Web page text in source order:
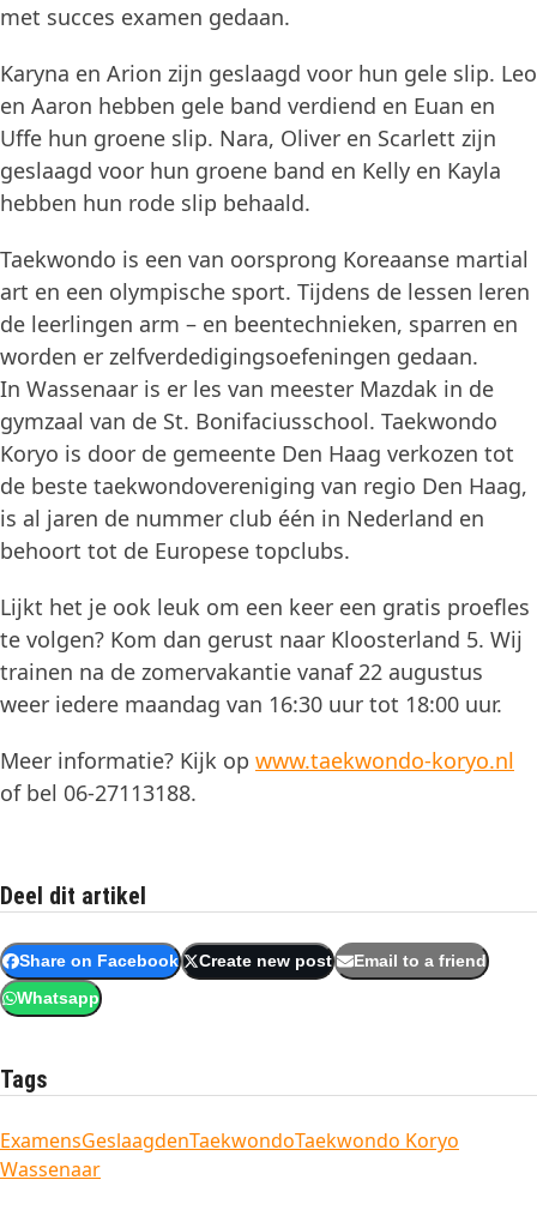
met succes examen gedaan.
Karyna en Arion zijn geslaagd voor hun gele slip. Leo
en Aaron hebben gele band verdiend en Euan en
Uffe hun groene slip. Nara, Oliver en Scarlett zijn
geslaagd voor hun groene band en Kelly en Kayla
hebben hun rode slip behaald.
Taekwondo is een van oorsprong Koreaanse martial
art en een olympische sport. Tijdens de lessen leren
de leerlingen arm – en beentechnieken, sparren en
worden er zelfverdedigingsoefeningen gedaan.
In Wassenaar is er les van meester Mazdak in de
gymzaal van de St. Bonifaciusschool. Taekwondo
Koryo is door de gemeente Den Haag verkozen tot
de beste taekwondovereniging van regio Den Haag,
is al jaren de nummer club één in Nederland en
behoort tot de Europese topclubs.
Lijkt het je ook leuk om een keer een gratis proefles
te volgen? Kom dan gerust naar Kloosterland 5. Wij
trainen na de zomervakantie vanaf 22 augustus
weer iedere maandag van 16:30 uur tot 18:00 uur.
Meer informatie? Kijk op www.taekwondo-koryo.nl
of bel 06-27113188.
Deel dit artikel
Share on Facebook Create new post Email to a friend
Whatsapp
Tags
ExamensGeslaagdenTaekwondoTaekwondo Koryo
Wassenaar